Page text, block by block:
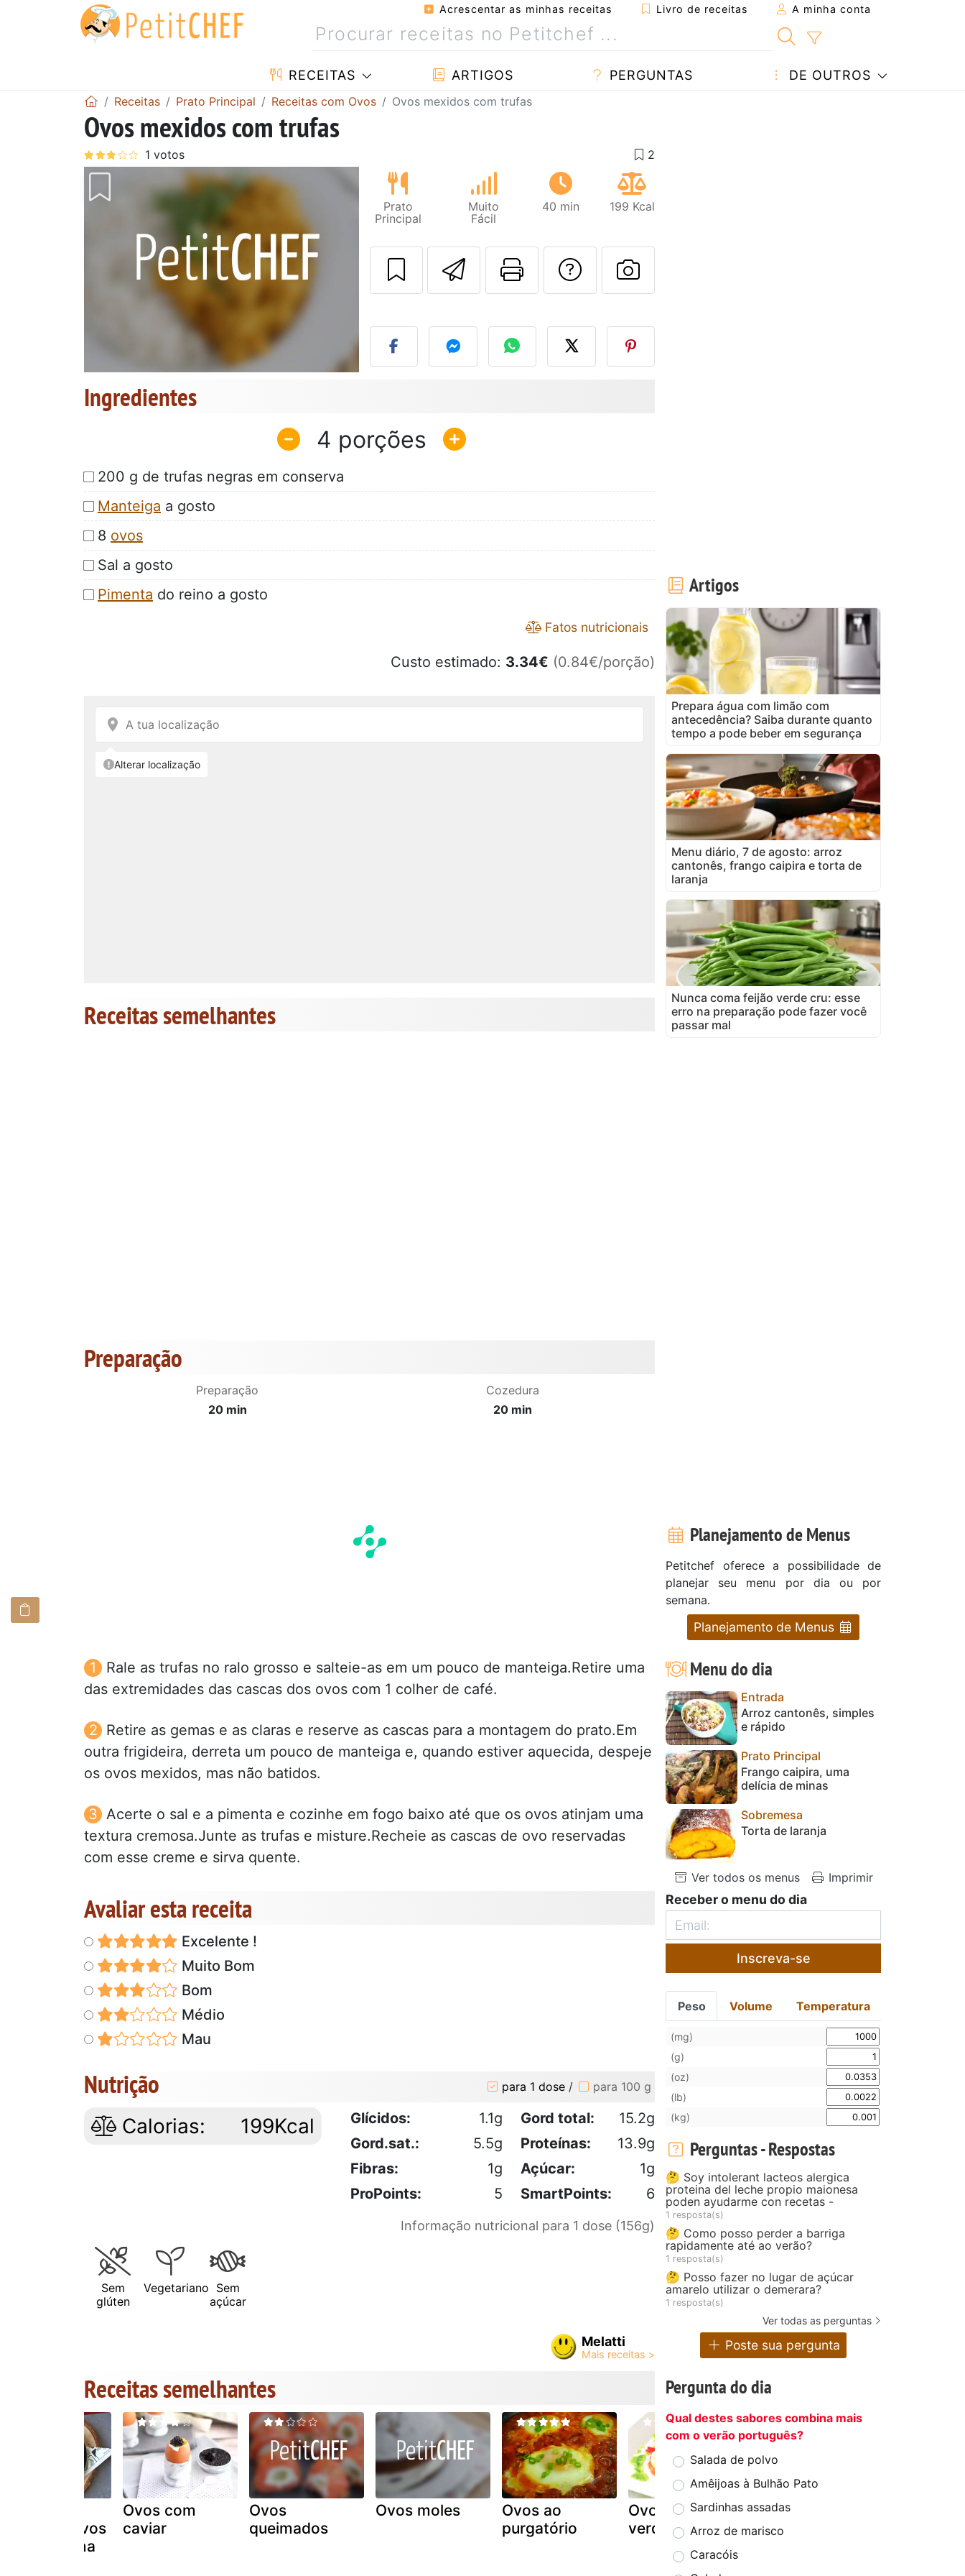
Acrescentar as minhas receitas Livro de receitas A minha conta
RECEITAS ARTIGOS PERGUNTAS DE OUTROS
Receitas Prato Principal Receitas com Ovos Ovos mexidos com trufas
Ovos mexidos com trufas
Prato
Principal
Muito
Fácil
40 min 199 Kcal
Enviar esta receita a um amigo
Imprima esta página
Falar com o autor da receita
Fez esta receita? Compartilhe
Ingredientes
4
200 g de trufas negras em conserva
Manteiga a gosto
8 ovos
Sal a gosto
Pimenta do reino a gosto
Fatos nutricionais
Custo estimado: 3.34€ (0.84€/porção)
Receitas semelhantes
Preparação
Preparação
20 min
Cozedura
20 min
Rale as trufas no ralo grosso e salteie-as em um pouco de manteiga.Retire uma
das extremidades das cascas dos ovos com 1 colher de café.
Retire as gemas e as claras e reserve as cascas para a montagem do prato.Em
outra frigideira, derreta um pouco de manteiga e, quando estiver aquecida, despeje
os ovos mexidos, mas não batidos.
Acerte o sal e a pimenta e cozinhe em fogo baixo até que os ovos atinjam uma
textura cremosa.Junte as trufas e misture.Recheie as cascas de ovo reservadas
com esse creme e sirva quente.
Avaliar esta receita
Excelente !
Muito Bom
Bom
Médio
Mau
Nutrição para 1 dose / para 100 g
Calorias: 199Kcal Glícidos: 1.1g Gord total:
15.2g
Gord.sat.:
5.5g Proteínas:
13.9g
Fibras:
1g Açúcar:
1g
ProPoints:
5 SmartPoints: 6
Informação nutricional para 1 dose (156g)
Sem
glúten
Vegetariano Sem
açúcar
Melatti
Receitas semelhantes
de ovos
na
Ovos com
caviar
Ovos
queimados
Ovos moles
Ovos ao
purgatório
Ovos com
verduras
Os ovos de
codorniz em
Artigos
Prepara água com limão com
antecedência? Saiba durante quanto
tempo a pode beber em segurança
Menu diário, 7 de agosto: arroz
cantonês, frango caipira e torta de
laranja
Nunca coma feijão verde cru: esse
erro na preparação pode fazer você
passar mal
Planejamento de Menus
Petitchef oferece a possibilidade de
planejar seu menu por dia ou por
semana.
Planejamento de Menus
Menu do dia
Entrada
Arroz cantonês, simples
e rápido
Prato Principal
Frango caipira, uma
delícia de minas
Sobremesa
Torta de laranja
Ver todos os menus Imprimir
Receber o menu do dia
Inscreva-se
Peso Volume Temperatura
(mg)
(g)
(oz)
(lb)
(kg)
Perguntas - Respostas
🤔 Soy intolerant lacteos alergica
proteina del leche propio maionesa
poden ayudarme con recetas -
1 resposta(s)
🤔 Como posso perder a barriga
rapidamente até ao verão?
1 resposta(s)
🤔 Posso fazer no lugar de açúcar
amarelo utilizar o demerara?
1 resposta(s)
Ver todas as perguntas
Poste sua pergunta
Pergunta do dia
Qual destes sabores combina mais
com o verão português?
Salada de polvo
Amêijoas à Bulhão Pato
Sardinhas assadas
Arroz de marisco
Caracóis